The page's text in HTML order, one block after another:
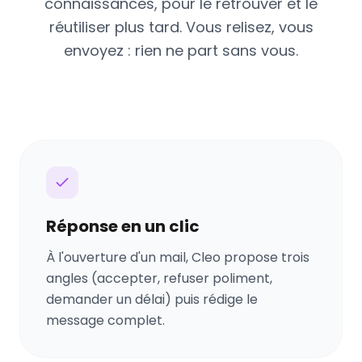
réutiliser plus tard. Vous relisez, vous
envoyez : rien ne part sans vous.
Réponse en un clic
À l'ouverture d'un mail, Cleo propose trois
angles (accepter, refuser poliment,
demander un délai) puis rédige le
message complet.